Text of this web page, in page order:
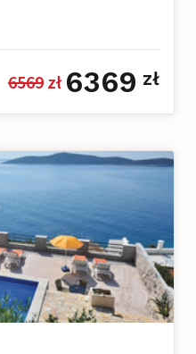
6569 zł 6369 zł